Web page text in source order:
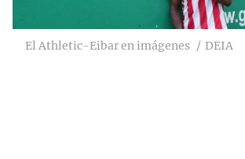
El Athletic-Eibar en imágenes DEIA